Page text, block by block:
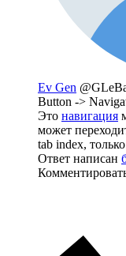
Ev Gen
Button ->
Это навигация
может
tab index,
Ответ написан